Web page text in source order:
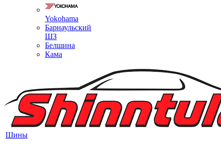
Yokohama
Барнаульский
ШЗ
Белшина
Кама
Шины